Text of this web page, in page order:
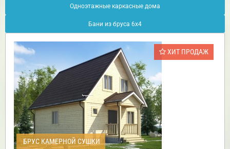
Одноэтажные каркасные дома
Бани из бруса 6х4
ХИТ ПРОДАЖ
БРУС КАМЕРНОЙ СУШКИ